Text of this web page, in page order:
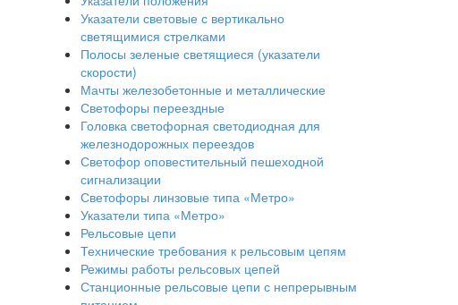
Указатели световые с вертикально
светящимися стрелками
Полосы зеленые светящиеся (указатели
скорости)
Мачты железобетонные и металлические
Светофоры переездные
Головка светофорная светодиодная для
железнодорожных переездов
Светофор оповестительный пешеходной
сигнализации
Светофоры линзовые типа «Метро»
Указатели типа «Метро»
Рельсовые цепи
Технические требования к рельсовым цепям
Режимы работы рельсовых цепей
Станционные рельсовые цепи с непрерывным